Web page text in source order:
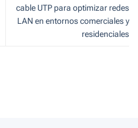
cable UTP para optimizar redes
LAN en entornos comerciales y
residenciales